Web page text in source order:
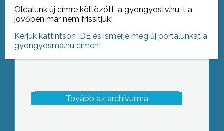
Tovább az archívumra
Oldalunk új címre költözött, a gyongyostv.hu-t a
jövőben már nem frissítjük!
Kérjük kattintson IDE és ismerje meg új portálunkat a
gyongyosma.hu címen!